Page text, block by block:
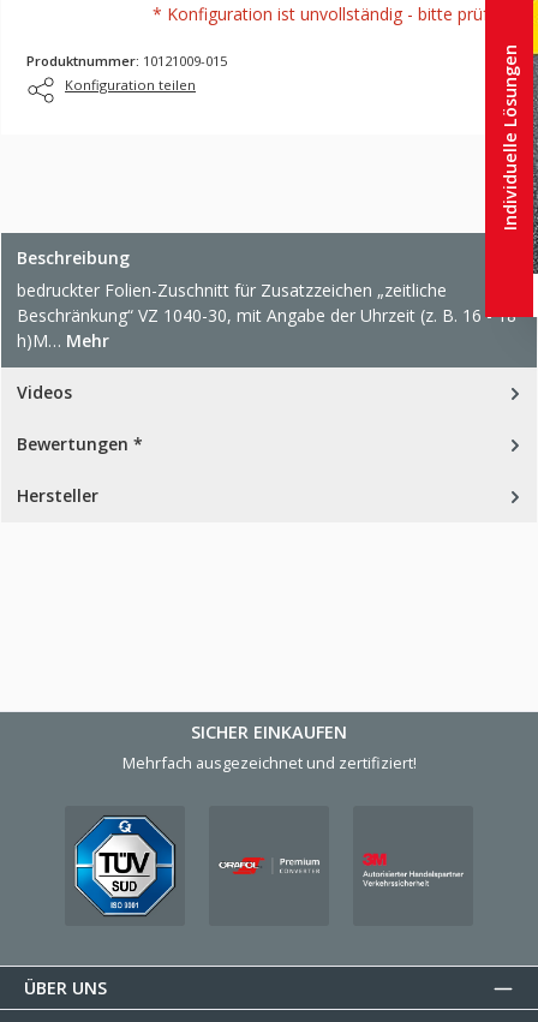
* Konfiguration ist unvollständig - bitte prüfen!
Produktnummer: 10121009-015
Konfiguration teilen
Beschreibung
bedruckter Folien-Zuschnitt für Zusatzzeichen „zeitliche
Beschränkung“ VZ 1040-30, mit Angabe der Uhrzeit (z. B. 16 - 18
h)M… Mehr
Videos
Bewertungen *
Hersteller
SICHER EINKAUFEN
Mehrfach ausgezeichnet und zertifiziert!
ÜBER UNS
Individuelle Lösungen